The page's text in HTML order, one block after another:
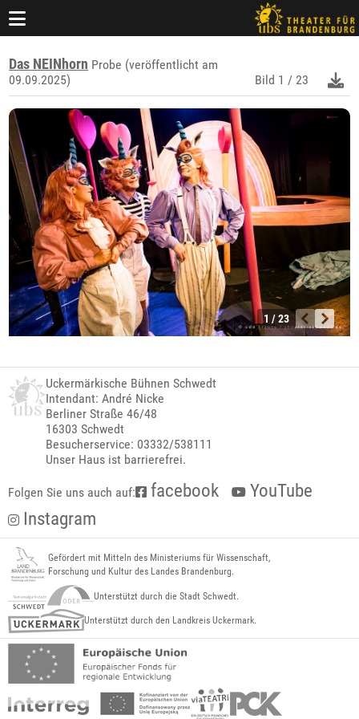
Das NEINhorn Probe (veröffentlicht am
09.09.2025)
Bild 1 / 23
1 / 23
Uckermärkische Bühnen Schwedt
Intendant: André Nicke
Berliner Straße 46/48
16303 Schwedt
Besucherservice: 03332/538111
Unser Haus ist barrierefrei.
Folgen Sie uns auch auf: facebook
YouTube
Instagram
Gefördert mit Mitteln des Ministeriums für Wissenschaft,
Forschung und Kultur des Landes Brandenburg.
Unterstützt durch die Stadt Schwedt.
Unterstützt durch den Landkreis Uckermark.